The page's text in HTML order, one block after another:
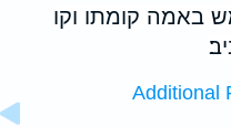
באמה קומתו וקו
Additional